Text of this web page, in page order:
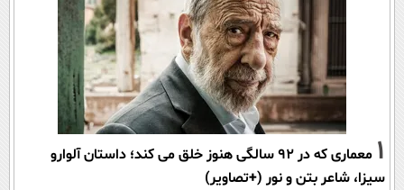
1
معماری که در 92 سالگی هنوز خلق می کند؛ داستان آلوارو
سیزا، شاعر بتن و نور (+تصاویر)